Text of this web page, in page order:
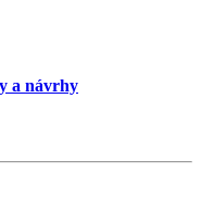
a návrhy